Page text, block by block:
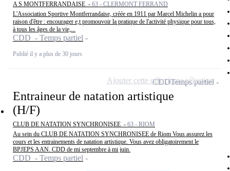
A S MONTFERRANDAISE - 63 - CLERMONT FERRAND
L'Association Sportive Montferrandaise, créée en 1911 par Marcel Michelin a pour
raison d'être : encourager e,t promouvoir la pratique de l'activité physique pour tous,
à tous les âges de la vie,...
CDD - Temps partiel
Publié il y a plus de 30 jours
Entraineur de natation artistique
(H/F)
CLUB DE NATATION SYNCHRONISEE - 63 - RIOM
Au sein du CLUB DE NATATION SYNCHRONISEE de Riom Vous assurez les
cours et les entrainements de natation artistique. Vous avez obligatoirement le
BPJEPS AAN. CDD de mi septembre à mi juin.
CDD - Temps partiel
CDDTemps partiel
Ajouter cette offre à ma sélection